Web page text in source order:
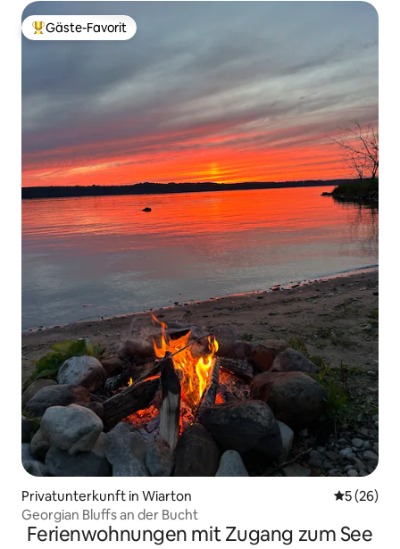
Beliebter Gäste-Favorit.
Gäste-Favorit
Privatunterkunft in Wiarton
5 (26)
Georgian Bluffs an der Bucht
Ferienwohnungen mit Zugang zum See